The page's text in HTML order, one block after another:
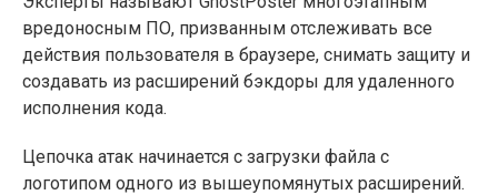
вредоносным ПО, призванным отслеживать все
действия пользователя в браузере, снимать защиту и
создавать из расширений бэкдоры для удаленного
исполнения кода.
Цепочка атак начинается с загрузки файла с
логотипом одного из вышеупомянутых расширений.